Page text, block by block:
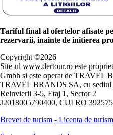
Tariful final al ofertelor afisate
rezervarii, inainte de initierea
Copyright ©2026
Site-ul www.dertour.ro este
Gmbh si este operat de TRAVEL
TRAVEL BRANDS SA, cu sediul
Reinvierii 3-5, Etaj 1, Sector 2
J2018005790400, CUI RO
Brevet de turism - Licenta de turism